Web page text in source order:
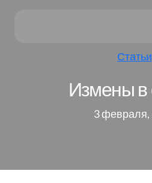
Статьи
Измены в
3 февраля,